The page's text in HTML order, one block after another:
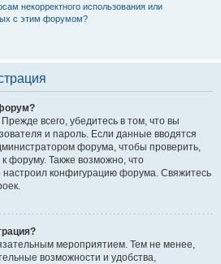
некорректного использования или
с этим форумом?
всего, убедитесь в том, что вы
и пароль. Если данные вводятся
форума, чтобы проверить,
форуму. Также возможно, что
конфигурацию форума. Свяжитесь
мероприятием. Тем не менее,
возможности и удобства,